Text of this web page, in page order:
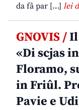
da fâ par […] lei
GNOVIS /Il
«Di scjas
Floramo,
in Friûl.
Pavie e